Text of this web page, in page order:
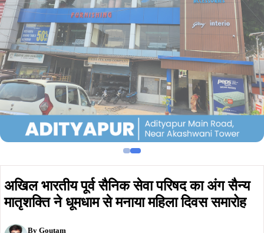
अखिल भारतीय पूर्व सैनिक सेवा परिषद का अंग सैन्य
मातृशक्ति ने धूमधाम से मनाया महिला दिवस समारोह
By Goutam